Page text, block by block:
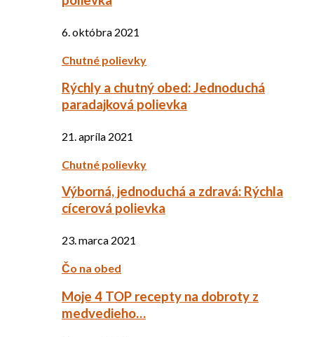
6. októbra 2021
Chutné polievky
Rýchly a chutný obed: Jednoduchá
paradajková polievka
21. apríla 2021
Chutné polievky
Výborná, jednoduchá a zdravá: Rýchla
cícerová polievka
23. marca 2021
Čo na obed
Moje 4 TOP recepty na dobroty z
medvedieho…